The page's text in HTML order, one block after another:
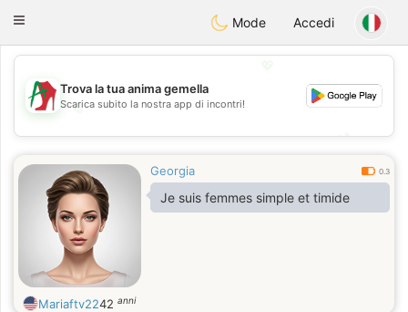
Amami Ora
Toggle
Mode Accedi
💖
💕
Trova la tua anima gemella
Scarica subito la nostra app di incontri!
Georgia 0.3
Je suis femmes simple et timide
Mariaftv2242 anni